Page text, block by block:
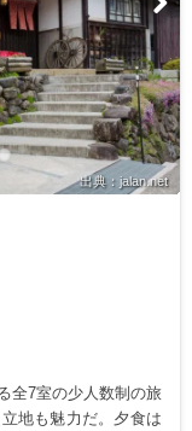
出典：jalan.net
全7室の少人数制の旅
地も魅力だ。夕食は